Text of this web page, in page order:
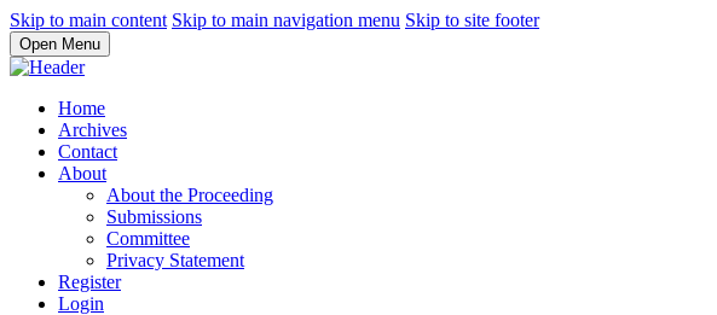
Skip to main content Skip to main navigation menu Skip to site footer
Open Menu
Home
Archives
Contact
About
About the Proceeding
Submissions
Committee
Privacy Statement
Register
Login